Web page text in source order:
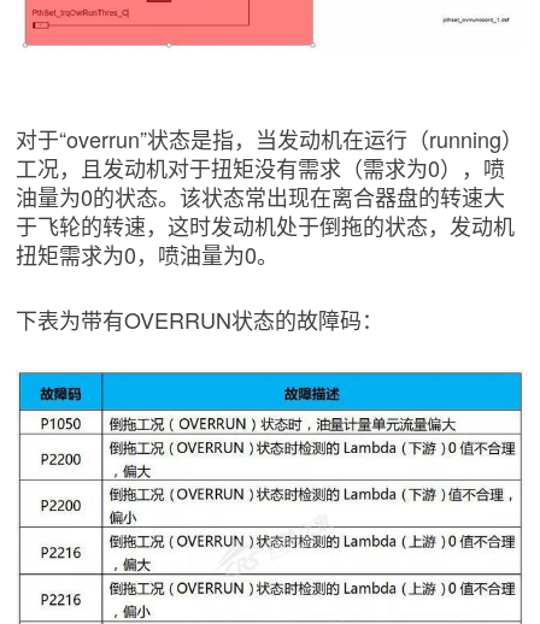
对于“overrun”状态是指，当发动机在运行（running）
工况，且发动机对于扭矩没有需求（需求为0），喷
油量为0的状态。该状态常出现在离合器盘的转速大
于飞轮的转速，这时发动机处于倒拖的状态，发动机
扭矩需求为0，喷油量为0。
下表为带有OVERRUN状态的故障码：